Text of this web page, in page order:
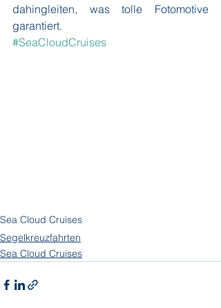
dahingleiten, was tolle Fotomotive
garantiert.
#SeaCloudCruises
Sea Cloud Cruises
Segelkreuzfahrten
Sea Cloud Cruises